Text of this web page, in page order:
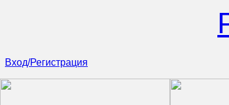
Вход/Регистрация